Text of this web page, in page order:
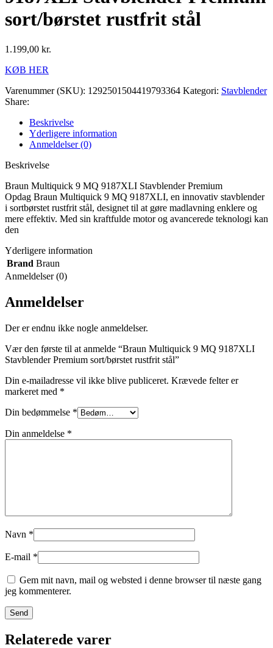
sort/børstet rustfrit stål
1.199,00 kr.
KØB HER
Varenummer (SKU): 1292501504419793364 Kategori: Stavblender
Share:
Beskrivelse
Yderligere information
Anmeldelser (0)
Beskrivelse
Braun Multiquick 9 MQ 9187XLI Stavblender Premium
Opdag Braun Multiquick 9 MQ 9187XLI, en innovativ stavblender
i sortbørstet rustfrit stål, designet til at gøre madlavning enklere og
mere effektiv. Med sin kraftfulde motor og avancerede teknologi kan
den
Yderligere information
Brand Braun
Anmeldelser (0)
Anmeldelser
Der er endnu ikke nogle anmeldelser.
Vær den første til at anmelde “Braun Multiquick 9 MQ 9187XLI
Stavblender Premium sort/børstet rustfrit stål”
Din e-mailadresse vil ikke blive publiceret. Krævede felter er
markeret med *
Din bedømmelse *
Din anmeldelse *
Navn *
E-mail *
Gem mit navn, mail og websted i denne browser til næste gang
jeg kommenterer.
Relaterede varer